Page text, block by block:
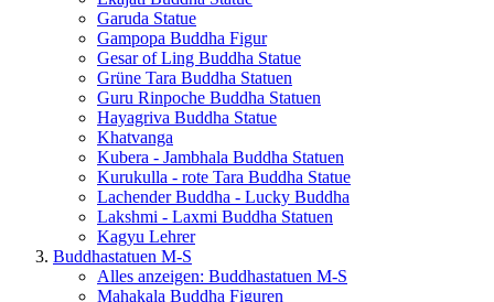
Garuda Statue
Gampopa Buddha Figur
Gesar of Ling Buddha Statue
Grüne Tara Buddha Statuen
Guru Rinpoche Buddha Statuen
Hayagriva Buddha Statue
Khatvanga
Kubera - Jambhala Buddha Statuen
Kurukulla - rote Tara Buddha Statue
Lachender Buddha - Lucky Buddha
Lakshmi - Laxmi Buddha Statuen
Kagyu Lehrer
Buddhastatuen M-S
Alles anzeigen: Buddhastatuen M-S
Mahakala Buddha Figuren